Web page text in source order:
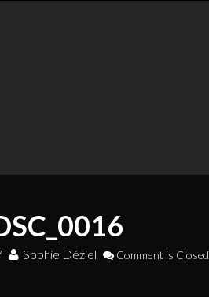
Sophie Déziel Comment is Closed